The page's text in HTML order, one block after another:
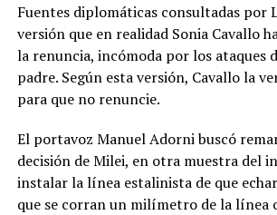
Fuentes diplomáticas consultadas por
versión que en realidad Sonia Cavallo
la renuncia, incómoda por los ataques
padre. Según esta versión, Cavallo la
para que no renuncie.
El portavoz Manuel Adorni buscó
decisión de Milei, en otra muestra del
instalar la línea estalinista de que
que se corran un milímetro de la línea